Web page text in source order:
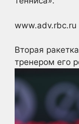
www.adv.rbc.ru
Вторая
тренером его